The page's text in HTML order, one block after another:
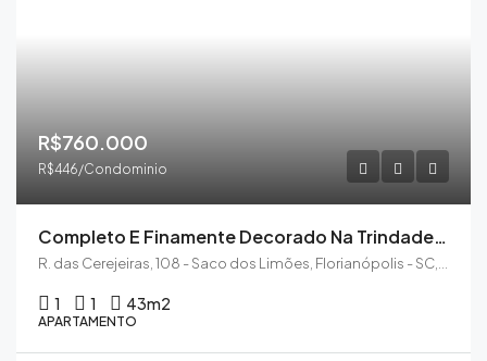
R$760.000
R$446/Condominio
Completo E Finamente Decorado Na Trindade Com 1 Dormitório E Garagem – NOVO
R. das Cerejeiras, 108 - Saco dos Limões, Florianópolis - SC, 88040-510
1 1 43m2
APARTAMENTO